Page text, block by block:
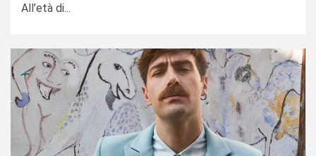
All’età di...